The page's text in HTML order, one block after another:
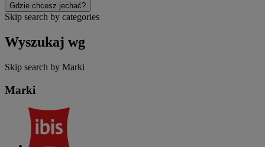
Gdzie chcesz jechać?
Skip search by categories
Wyszukaj wg
Skip search by Marki
Marki